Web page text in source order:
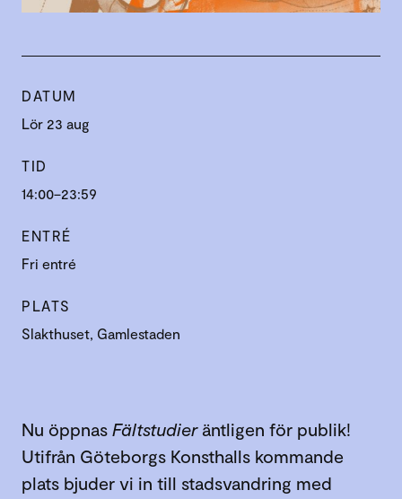
DATUM
Lör 23 aug
TID
14:00–23:59
ENTRÉ
Fri entré
PLATS
Slakthuset, Gamlestaden
Nu öppnas Fältstudieräntligen för publik!
Utifrån Göteborgs Konsthalls kommande
plats bjuder vi in till stadsvandring med